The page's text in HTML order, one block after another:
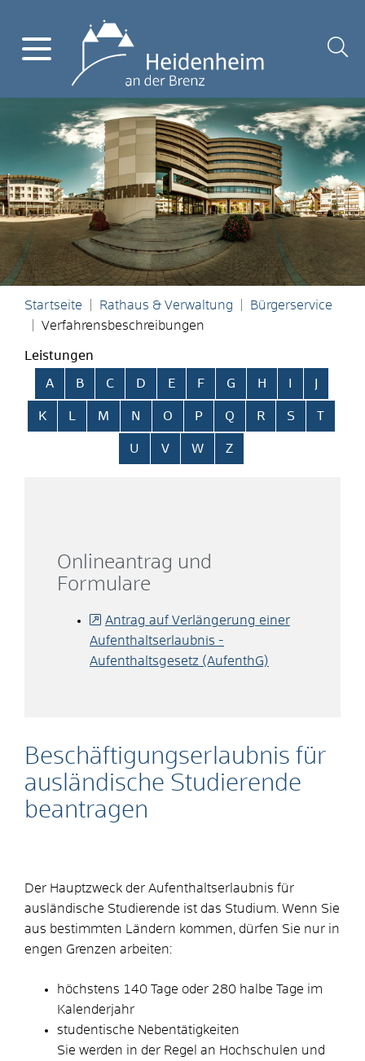
Startseite Rathaus & Verwaltung
Bürgerservice
Verfahrensbeschreibungen
Leistungen
Alphabetisches Register überspringen
A B C D E F G H
K L M N O P Q R S T
U V W Z
Beschäftigungserlaubnis für
ausländische Studierende
beantragen
Der Hauptzweck der Aufenthaltserlaubnis für
ausländische Studierende ist das Studium. Wenn Sie
aus bestimmten Ländern kommen, dürfen Sie nur in
engen Grenzen arbeiten:
höchstens 140 Tage oder 280 halbe Tage im
Kalenderjahr
studentische Nebentätigkeiten
Sie werden in der Regel an Hochschulen und
Onlineantrag und
Formulare
Antrag auf Verlängerung einer
Aufenthaltserlaubnis -
Aufenthaltsgesetz (AufenthG)